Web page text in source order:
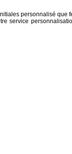
personnalisé que
service